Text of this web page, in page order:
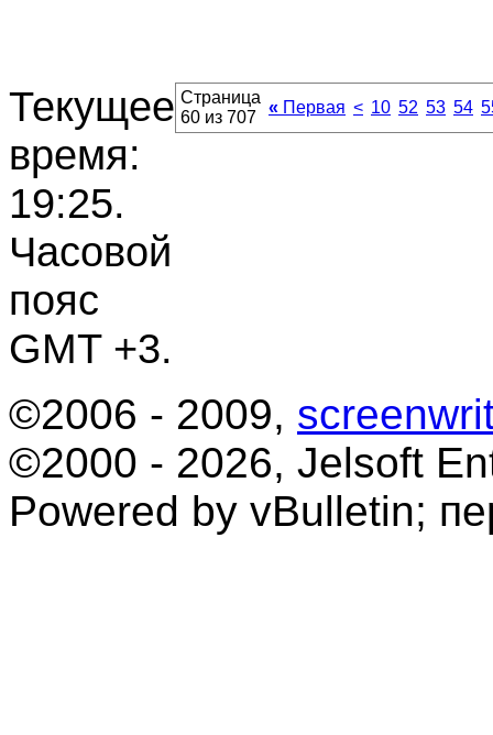
Текущее
время:
19:25.
Часовой
пояс
GMT +3.
Страница
60 из 707
« Первая < 10 52 53 54
©2006 - 2009,
©2000 - 2026, Jelsoft
Powered by vBulletin;